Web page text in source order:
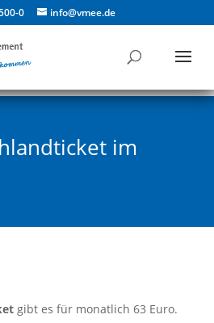
0 info@vmee.de
im
gibt es für monatlich 63 Euro.